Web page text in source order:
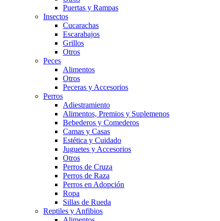
Puertas y Rampas
Insectos
Cucarachas
Escarabajos
Grillos
Otros
Peces
Alimentos
Otros
Peceras y Accesorios
Perros
Adiestramiento
Alimentos, Premios y Suplemenos
Bebederos y Comederos
Camas y Casas
Estética y Cuidado
Juguetes y Accesorios
Otros
Perros de Cruza
Perros de Raza
Perros en Adopción
Ropa
Sillas de Rueda
Reptiles y Anfibios